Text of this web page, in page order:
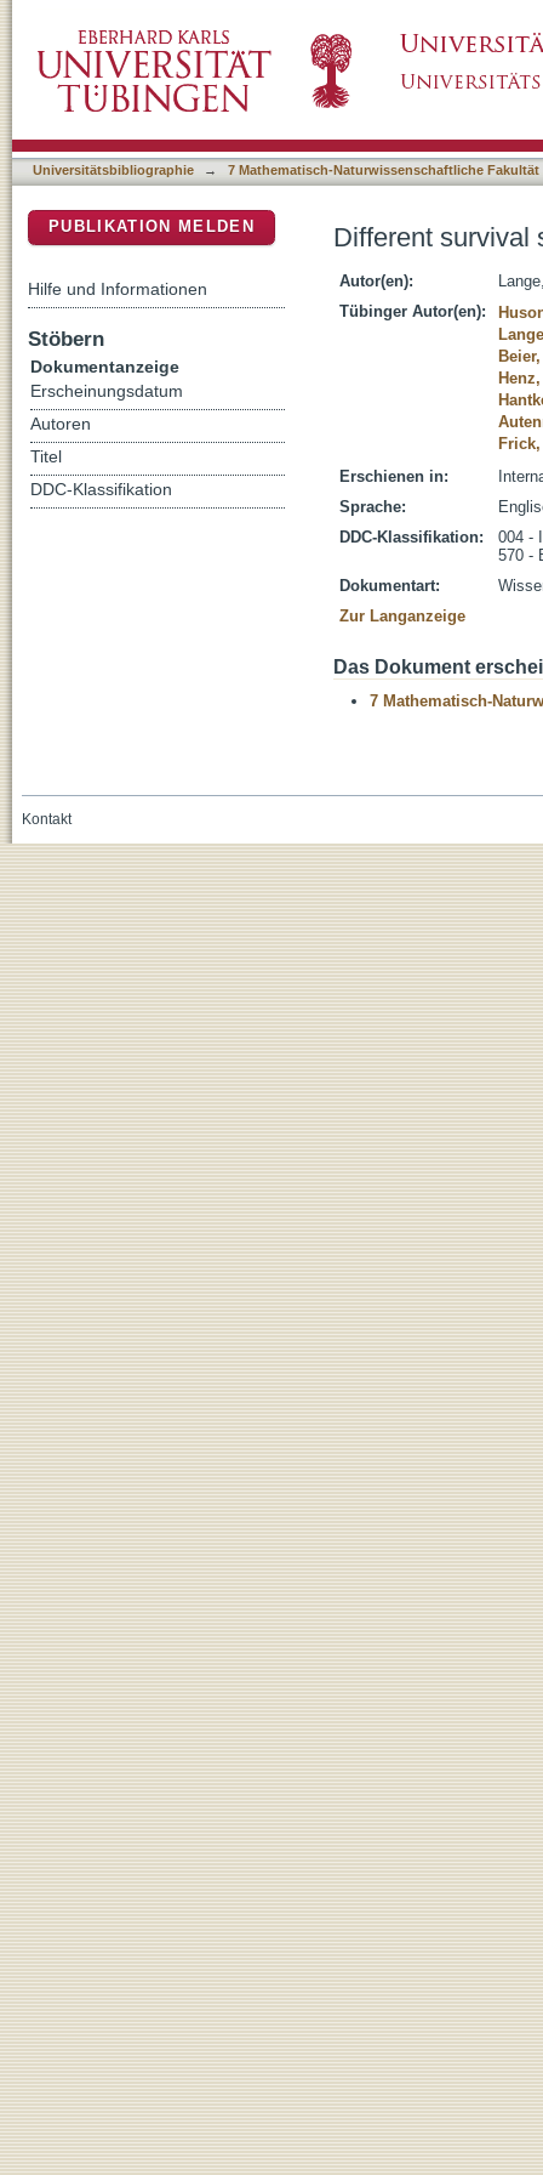
Universitätsbibliographie → 7 Mathematisch-Naturwissenschaftliche Fakultät
Different survival
Autor(en):
Tübinger Autor(en):
Erschienen in:
Sprache:
DDC-Klassifikation:
004 -
570 -
Dokumentart:
Zur Langanzeige
Das Dokument
7 Mathematisch-
PUBLIKATION MELDEN
Hilfe und Informationen
Stöbern
Dokumentanzeige
Erscheinungsdatum
Autoren
Titel
DDC-Klassifikation
Kontakt